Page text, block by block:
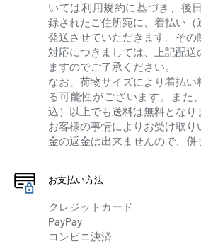
いては利用規約に基づき、後
録されたご住所宛に、着払い（
発送させていただきます。そ
対応につきましては、上記配送
ますのでご了承ください。
なお、荷物サイズにより着払
る可能性がございます。また
込）以上でも送料は無料となり
お客様の事情によりお受け取
金の返金は出来ませんので、併
お支払い方法
クレジットカード
PayPay
コンビニ決済